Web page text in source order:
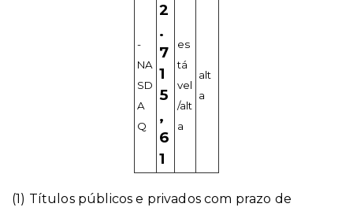
-
NA
SD
A
Q
2
.
7
1
5
,
6
1
es
tá
vel
/alt
a
alt
a
(1) Títulos públicos e privados com prazo de